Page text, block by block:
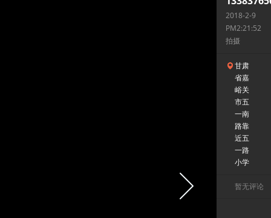
2018-2-9
PM2:21:52
拍摄
甘肃
省嘉
峪关
市五
一南
路靠
近五
一路
小学
暂无评论